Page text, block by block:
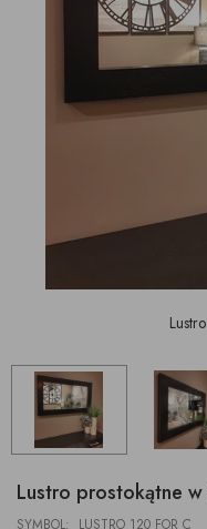
Lustro prostokątne
SYMBOL: LUSTRO 120 FOR C